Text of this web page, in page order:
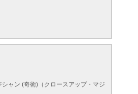
ャン (奇術)（クロースアップ・マジ